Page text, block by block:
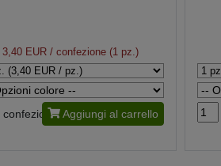
3,40 EUR / confezione (1 pz.)
confezione Aggiungi al carrello